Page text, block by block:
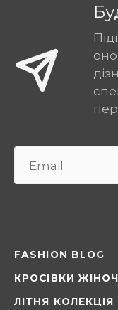
FASHION BLOG
КРОСІВКИ
ЛІТНЯ КОЛЕКЦІЯ